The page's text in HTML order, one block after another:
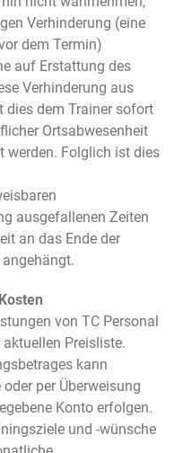
Verhinderung (eine
dem Termin)
auf Erstattung des
Verhinderung aus
dies dem Trainer sofort
Ortsabwesenheit
werden. Folglich ist dies
ausgefallenen Zeiten
an das Ende der
von TC Personal
Preisliste.
kann
per Überweisung
Konto erfolgen.
und -wünsche